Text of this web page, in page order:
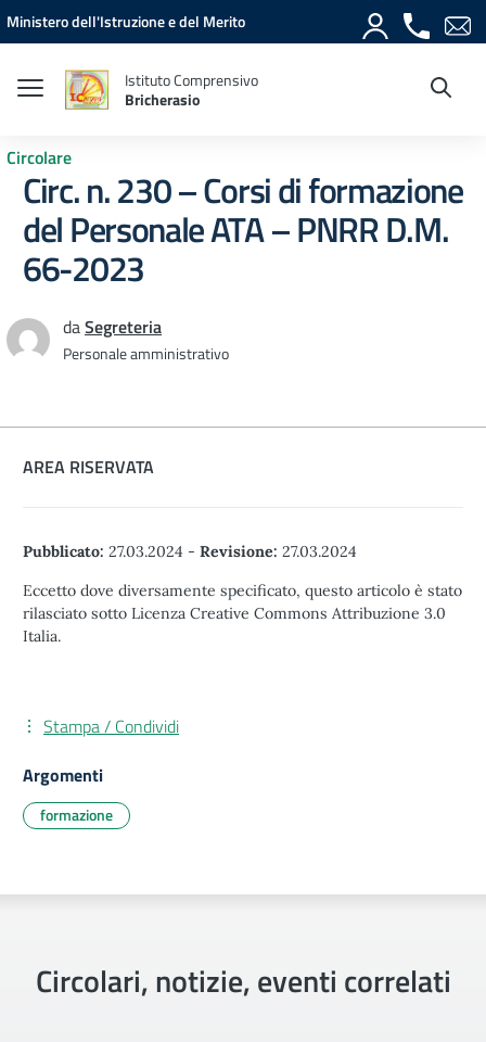
Vai ai contenuti
Vai al menu di navigazione
Vai al footer
Ministero dell'Istruzione e del Merito
Istituto Comprensivo
Bricherasio
Circolare
Circ. n. 230 – Corsi di formazione
del Personale ATA – PNRR D.M.
66-2023
daSegreteria
Personale amministrativo
AREA RISERVATA
Pubblicato: 27.03.2024 - Revisione: 27.03.2024
Eccetto dove diversamente specificato, questo articolo è stato
rilasciato sotto Licenza Creative Commons Attribuzione 3.0
Italia.
Stampa / Condividi
Argomenti
formazione
Circolari, notizie, eventi correlati